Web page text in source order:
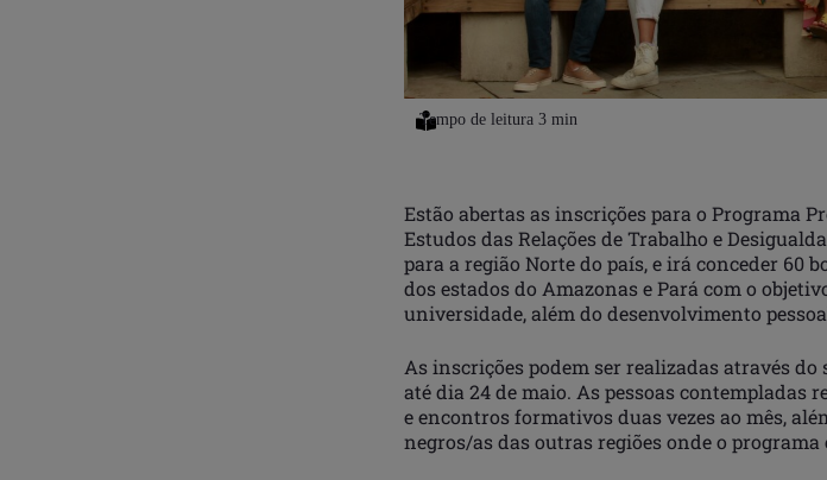
Estão abertas as inscrições para o Programa
Estudos das Relações de Trabalho e
para a região Norte do país, e irá conceder 60
dos estados do Amazonas e Pará com o
universidade, além do desenvolvimento
As inscrições podem ser realizadas através do
até dia 24 de maio. As pessoas contempladas
e encontros formativos duas vezes ao mês,
negros/as das outras regiões onde o